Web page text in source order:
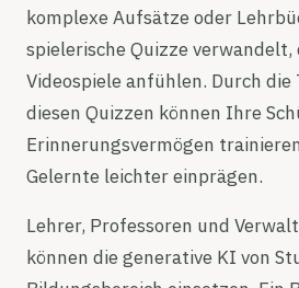
komplexe Aufsätze oder
spielerische Quizze
Videospiele anfühlen. Durch die
diesen Quizzen können Ihre
Erinnerungsvermögen
Gelernte leichter einprägen.
Lehrer, Professoren und
können die generative KI von